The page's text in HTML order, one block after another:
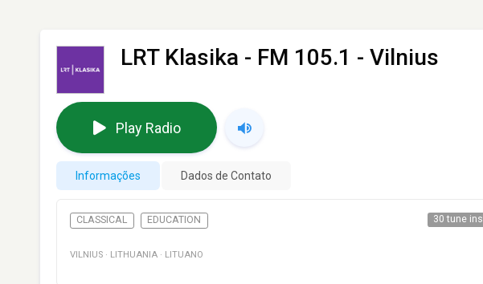
LRT Klasika - FM 105.1 - Vilnius
Play Radio
Informações Dados de Contato
CLASSICAL EDUCATION 30 tune ins
VILNIUS · LITHUANIA · LITUANO